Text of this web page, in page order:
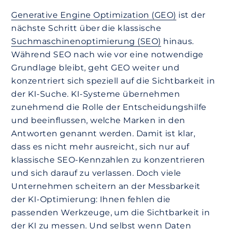
Generative Engine Optimization (GEO) ist der
nächste Schritt über die klassische
Suchmaschinenoptimierung (SEO) hinaus.
Während SEO nach wie vor eine notwendige
Grundlage bleibt, geht GEO weiter und
konzentriert sich speziell auf die Sichtbarkeit in
der KI-Suche. KI-Systeme übernehmen
zunehmend die Rolle der Entscheidungshilfe
und beeinflussen, welche Marken in den
Antworten genannt werden. Damit ist klar,
dass es nicht mehr ausreicht, sich nur auf
klassische SEO-Kennzahlen zu konzentrieren
und sich darauf zu verlassen. Doch viele
Unternehmen scheitern an der Messbarkeit
der KI-Optimierung: Ihnen fehlen die
passenden Werkzeuge, um die Sichtbarkeit in
der KI zu messen. Und selbst wenn Daten